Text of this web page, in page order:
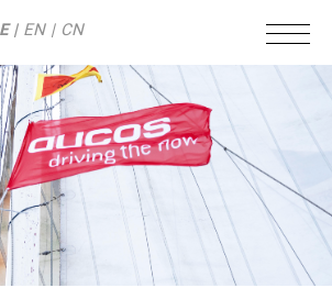
EN CN